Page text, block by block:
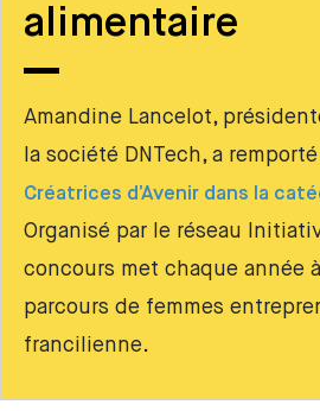
alimentaire
Amandine Lancelot,
la société DNTech, a remporté
Créatrices d’Avenir dans la
Organisé par le réseau
concours met chaque année
parcours de femmes
francilienne.